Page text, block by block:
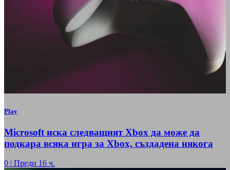
Play
Microsoft иска следващият Xbox да може да
подкара всяка игра за Xbox, създадена някога
0 | Преди 16 ч.